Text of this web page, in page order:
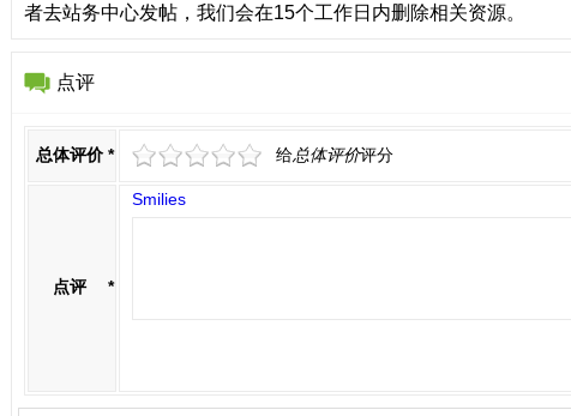
者去站务中心发帖，我们会在15个工作日内删除相关资源。
点评
*
总体评价 给总体评价评分
*
点评
Smilies